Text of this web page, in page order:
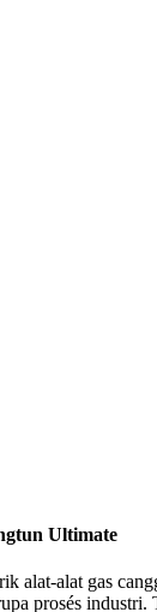
Ultimate
alat-alat gas
prosés